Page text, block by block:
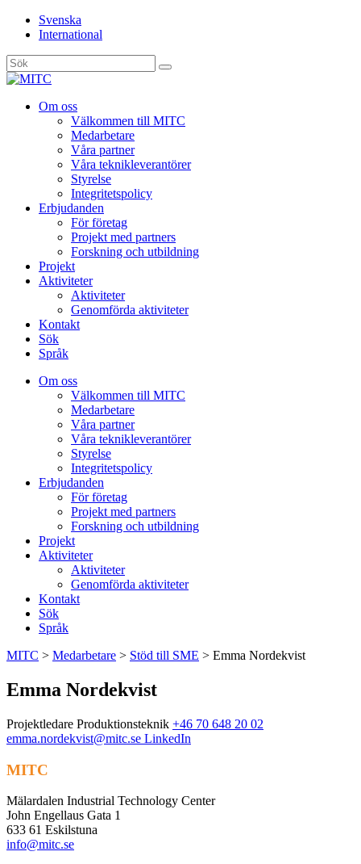
Svenska
International
Sök
efter:
Om oss
Välkommen till MITC
Medarbetare
Våra partner
Våra teknikleverantörer
Styrelse
Integritetspolicy
Erbjudanden
För företag
Projekt med partners
Forskning och utbildning
Projekt
Aktiviteter
Aktiviteter
Genomförda aktiviteter
Kontakt
Sök
Språk
Om oss
Välkommen till MITC
Medarbetare
Våra partner
Våra teknikleverantörer
Styrelse
Integritetspolicy
Erbjudanden
För företag
Projekt med partners
Forskning och utbildning
Projekt
Aktiviteter
Aktiviteter
Genomförda aktiviteter
Kontakt
Sök
Språk
MITC > Medarbetare > Stöd till SME > Emma Nordekvist
Emma Nordekvist
Projektledare Produktionsteknik +46 70 648 20 02
emma.nordekvist@mitc.se LinkedIn
MITC
Mälardalen Industrial Technology Center
John Engellaus Gata 1
633 61 Eskilstuna
info@mitc.se